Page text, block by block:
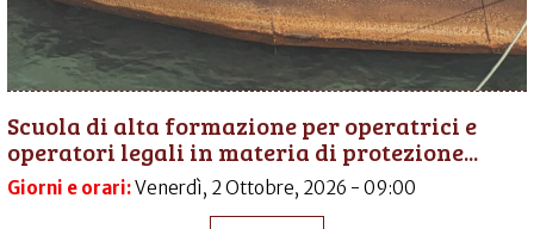
Scuola di alta formazione per operatrici e
operatori legali in materia di protezione...
Giorni e orari:Venerdì, 2 Ottobre, 2026 - 09:00